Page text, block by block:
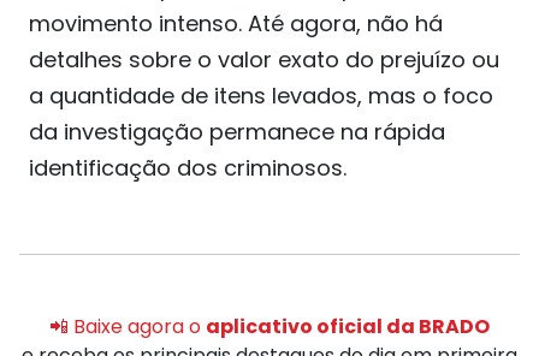
movimento intenso. Até agora, não há
detalhes sobre o valor exato do prejuízo ou
a quantidade de itens levados, mas o foco
da investigação permanece na rápida
identificação dos criminosos.
📲 Baixe agora o aplicativo oficial da BRADO